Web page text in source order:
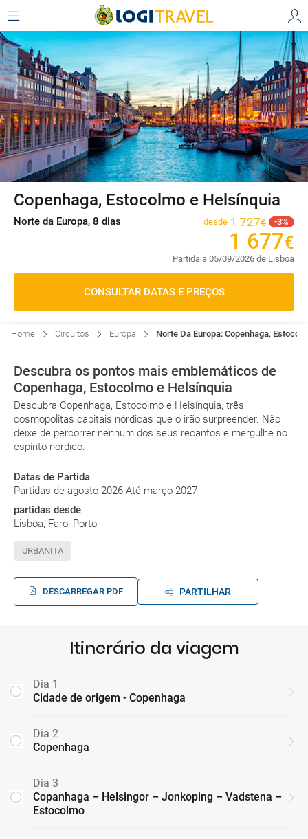
Copenhaga, Estocolmo e Helsínquia
Norte da Europa, 8 dias desde 1 727€ 3
1 677€
Partida a 05/09/2026 de Lisboa
CONSULTAR DATAS E PREÇOS
Home Circuitos Europa Norte Da Europa: Copenhaga,
Descubra os pontos mais emblemáticos de
Copenhaga, Estocolmo e Helsínquia
Descubra Copenhaga, Estocolmo e Helsínquia, três
cosmopolitas capitais nórdicas que o irão surpreender. Não
deixe de percorrer nenhum dos seus recantos e mergulhe no
espírito nórdico.
Datas de Partida
Partidas de agosto 2026 Até março 2027
partidas desde
Lisboa, Faro, Porto
URBANITA
DESCARREGAR PDF PARTILHAR
Itinerário da viagem
Dia 1
Cidade de origem - Copenhaga
Dia 2
Copenhaga
Dia 3
Copanhaga – Helsingor – Jonkoping – Vadstena –
Estocolmo